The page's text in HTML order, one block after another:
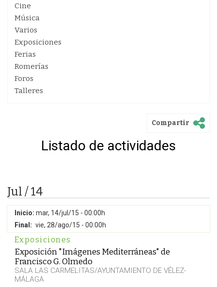
Cine
Música
Varios
Exposiciones
Ferias
Romerías
Foros
Talleres
Compartir
Listado de actividades
Jul / 14
Inicio: mar, 14/jul/15 - 00:00h
Final: vie, 28/ago/15 - 00:00h
Exposiciones
Exposición "Imágenes Mediterráneas" de
Francisco G. Olmedo
SALA LAS CARMELITAS/AYUNTAMIENTO DE VÉLEZ-
MÁLAGA